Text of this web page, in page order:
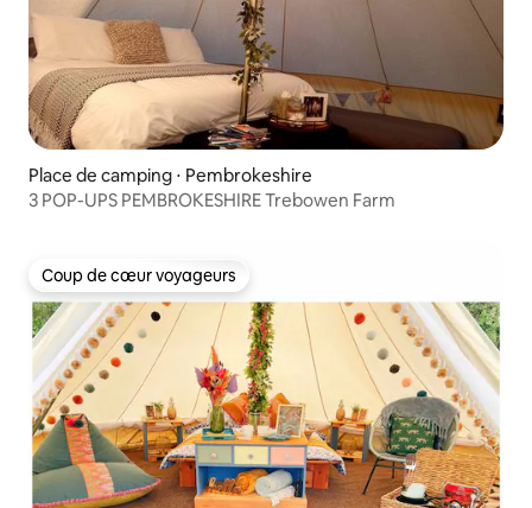
Place de camping ⋅ Pembrokeshire
3 POP-UPS PEMBROKESHIRE Trebowen Farm
Coup de cœur voyageurs
Coup de cœur voyageurs